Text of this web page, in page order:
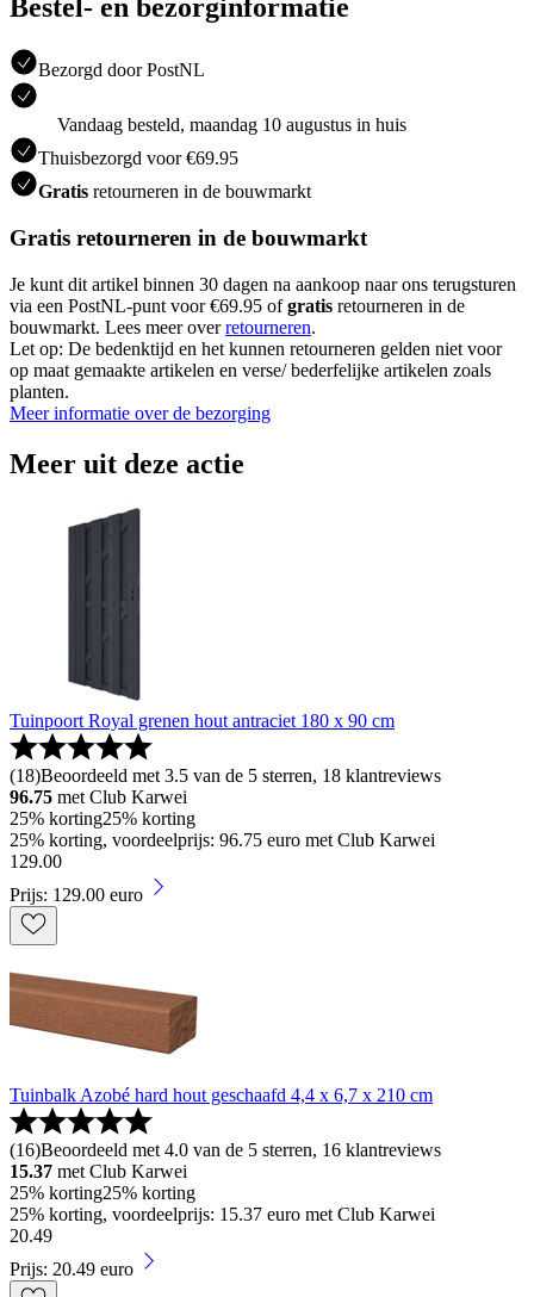
Bestel- en bezorginformatie
Bezorgd door PostNL
Vandaag besteld, maandag 10 augustus in huis
Thuisbezorgd voor €69.95
Gratis retourneren in de bouwmarkt
Gratis retourneren in de bouwmarkt
Je kunt dit artikel binnen 30 dagen na aankoop naar ons terugsturen
via een PostNL-punt voor €69.95 ofgratis retourneren in de
bouwmarkt. Lees meer overretourneren.
Let op: De bedenktijd en het kunnen retourneren gelden niet voor
op maat gemaakte artikelen en verse/ bederfelijke artikelen zoals
planten.
Meer informatie over de bezorging
Meer uit deze actie
Tuinpoort Royal grenen hout antraciet 180 x 90 cm
(18)Beoordeeld met 3.5 van de 5 sterren, 18 klantreviews
96.75 met Club Karwei
25% korting25% korting
25% korting, voordeelprijs: 96.75 euro met Club Karwei
129.00
Prijs: 129.00 euro
Tuinbalk Azobé hard hout geschaafd 4,4 x 6,7 x 210 cm
(16)Beoordeeld met 4.0 van de 5 sterren, 16 klantreviews
15.37 met Club Karwei
25% korting25% korting
25% korting, voordeelprijs: 15.37 euro met Club Karwei
20.49
Prijs: 20.49 euro